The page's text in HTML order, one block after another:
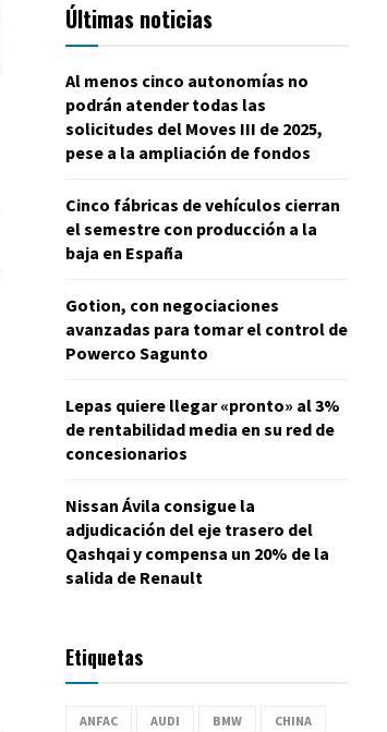
Últimas noticias
Al menos cinco autonomías no
podrán atender todas las
solicitudes del Moves III de 2025,
pese a la ampliación de fondos
Cinco fábricas de vehículos cierran
el semestre con producción a la
baja en España
Gotion, con negociaciones
avanzadas para tomar el control de
Powerco Sagunto
Lepas quiere llegar «pronto» al 3%
de rentabilidad media en su red de
concesionarios
Nissan Ávila consigue la
adjudicación del eje trasero del
Qashqai y compensa un 20% de la
salida de Renault
Etiquetas
ANFAC AUDI BMW CHINA